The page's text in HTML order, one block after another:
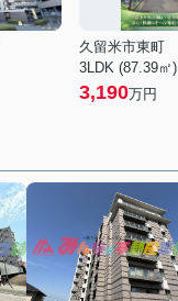
久留米市東町
3LDK (87.39㎡)
3,190万円